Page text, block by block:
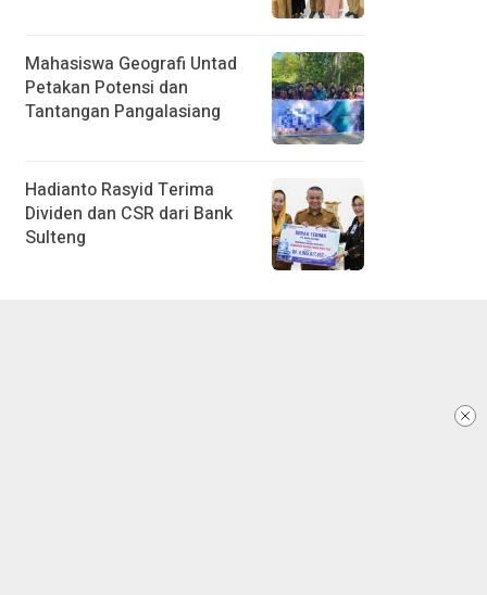
Mahasiswa Geografi Untad
Petakan Potensi dan
Tantangan Pangalasiang
Hadianto Rasyid Terima
Dividen dan CSR dari Bank
Sulteng